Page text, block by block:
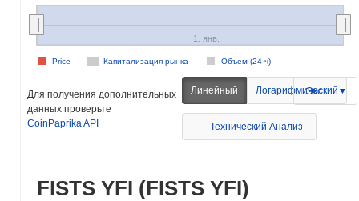
Капитализация рынка Объем (24 ч)
Price
1. янв.
Для получения дополнительных
данных проверьте
CoinPaprika API
Линейный Логарифмический
Экспорт
Технический Анализ
FISTS YFI (FISTS YFI)